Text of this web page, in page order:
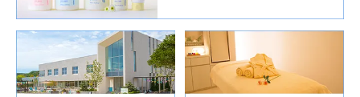
ルにうるおいを